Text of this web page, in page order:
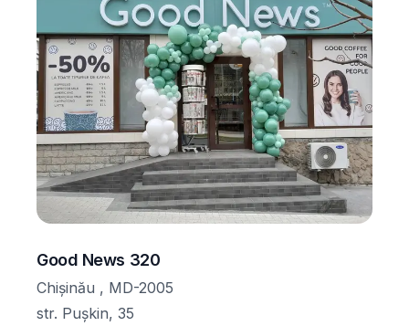
Good News 320
Chișinău , MD-2005
str. Pușkin, 35